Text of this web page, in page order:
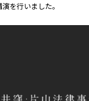
を行いました。